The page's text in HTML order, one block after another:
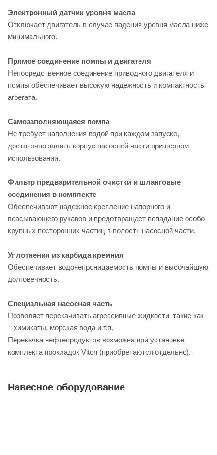
Электронный датчик уровня масла
Отключает двигатель в случае падения уровня масла ниже
минимального.
Прямое соединение помпы и двигателя
Непосредственное соединение приводного двигателя и
помпы обеспечивает высокую надежность и компактность
агрегата.
Самозаполняющаяся помпа
Не требует наполнения водой при каждом запуске,
достаточно залить корпус насосной части при первом
использовании.
Фильтр предварительной очистки и шланговые
соединения в комплекте
Обеспечивают надежное крепление напорного и
всасывающего рукавов и предотвращает попадание особо
крупных посторонних частиц в полость насосной части.
Уплотнения из карбида кремния
Обеспечивает водонепроницаемость помпы и высочайшую
долговечность.
Специальная насосная часть
Позволяет перекачивать агрессивные жидкости, такие как
– химикаты, морская вода и т.п.
Перекачка нефтепродуктов возможна при установке
комплекта прокладок Viton (приобретаются отдельно).
Навесное оборудование